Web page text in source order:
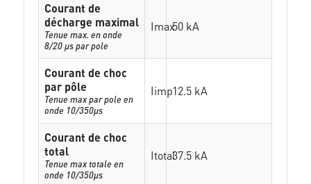
Courant de
décharge maximal
Tenue max. en onde
8/20 µs par pole
Imax50 kA
Courant de choc
par pôle
Tenue max par pole en
onde 10/350µs
Iimp12.5 kA
Courant de choc
total
Tenue max totale en
onde 10/350µs
Itotal37.5 kA